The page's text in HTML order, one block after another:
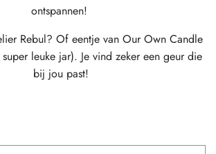
ontspannen!
Rebul? Of eentje van Our Own Candle
leuke jar). Je vind zeker een geur die
bij jou past!